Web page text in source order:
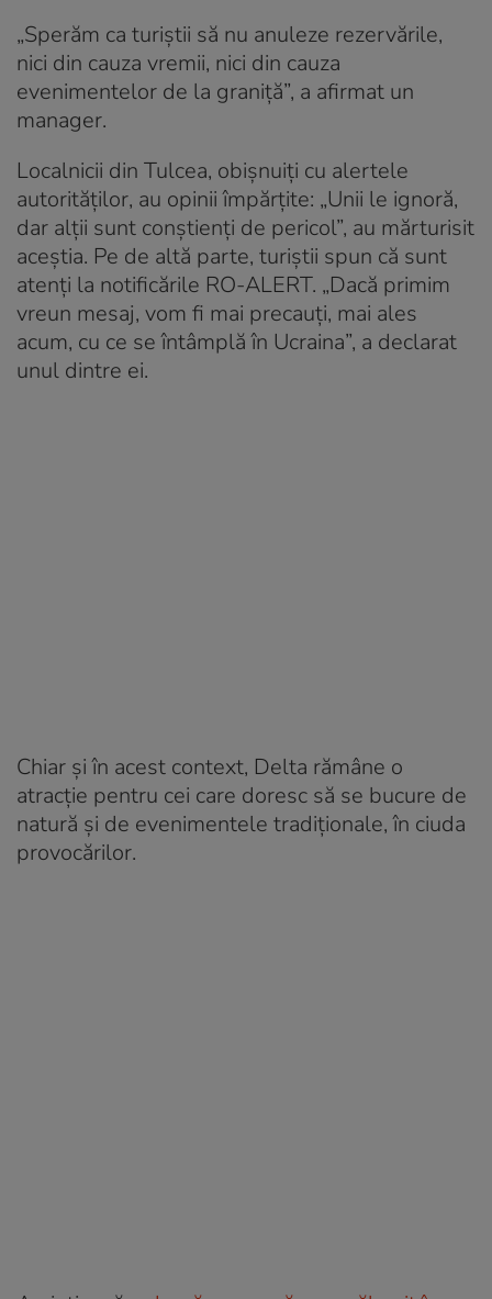
„Sperăm ca turiștii să nu anuleze rezervările,
nici din cauza vremii, nici din cauza
evenimentelor de la graniță”, a afirmat un
manager.
Localnicii din Tulcea, obișnuiți cu alertele
autorităților, au opinii împărțite: „Unii le ignoră,
dar alții sunt conștienți de pericol”, au mărturisit
aceștia. Pe de altă parte, turiștii spun că sunt
atenți la notificările RO-ALERT. „Dacă primim
vreun mesaj, vom fi mai precauți, mai ales
acum, cu ce se întâmplă în Ucraina”, a declarat
unul dintre ei.
Chiar și în acest context, Delta rămâne o
atracție pentru cei care doresc să se bucure de
natură și de evenimentele tradiționale, în ciuda
provocărilor.